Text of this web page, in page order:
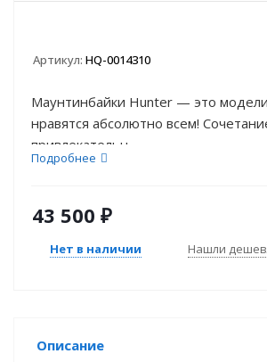
Артикул: HQ-0014310
Маунтинбайки Hunter — это
нравятся абсолютно всем!
привлекательн...
Подробнее
43 500 ₽
Нет в наличии Нашли
Описание